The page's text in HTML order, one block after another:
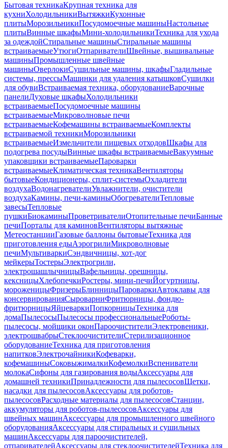
Бытовая техникаКрупная техника для
кухниХолодильникиВытяжкиКухонные
плитыМорозильникиПосудомоечные машиныНастольные
плитыВинные шкафыМини-холодильникиТехника для ухода
за одеждойСтиральные машиныСтиральные машины
встраиваемыеУтюгиОтпаривателиШвейные, вышивальные
машиныПромышленные швейные
машиныОверлокиСушильные машины, шкафыГладильные
системы, прессыМашинки для удаления катышковСушилки
для обувиВстраиваемая техника, оборудованиеВарочные
панелиДуховые шкафыХолодильники
встраиваемыеПосудомоечные машины
встраиваемыеМикроволновые печи
встраиваемыеКофемашины встраиваемыеКомплекты
встраиваемой техникиМорозильники
встраиваемыеИзмельчители пищевых отходовШкафы для
подогрева посудыВинные шкафы встраиваемыеВакуумные
упаковщики встраиваемыеПароварки
встраиваемыеКлиматическая техникаВентиляторы
бытовыеКондиционеры, сплит-системыОхладители
воздухаВодонагревателиУвлажнители, очистители
воздухаКамины, печи-каминыОбогревателиТепловые
завесыТепловые
пушкиБиокаминыПроветривателиОтопительные печиБанные
печиПорталы для каминовВентиляторы вытяжные
МетеостанцииГазовые баллоны бытовыеТехника для
приготовления едыАэрогрилиМикроволновые
печиМультиваркиСэндвичницы, хот-дог
мейкерыТостерыЭлектрогрили,
электрошашлычницыВафельницы, орешницы,
кексницыХлебопечкиРостеры, мини-печиЙогуртницы,
мороженицыФризерыБлинницыПароваркиАвтоклавы для
консервированияСыроварниФритюрницы, фондю-
фритюрницыЯйцеваркиПопкорницыТехника для
домаПылесосыПылесосы профессиональныеРоботы-
пылесосы, мойщики оконПароочистителиЭлектровеники,
электрошвабрыСтеклоочистителиСтерилизационное
оборудованиеТехника для приготовления
напитковЭлектрочайникиКофеварки,
кофемашиныСоковыжималкиКофемолкиВспениватели
молокаСифоны для газирования водыАксессуары для
домашней техникиПринадлежности для пылесосовЩетки,
насадки для пылесосовАксессуары для роботов-
пылесосовРасходные материалы для пылесосовСтанции,
аккумуляторы для роботов-пылесосовАксессуары для
швейных машинАксессуары для промышленного швейного
оборудованияАксессуары для стиральных и сушильных
машинАксессуары для пароочистителей,
отпаривателейАксессуары для стеклоочистителейТехника для